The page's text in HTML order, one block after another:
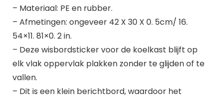
– Materiaal: PE en rubber.
– Afmetingen: ongeveer 42 X 30 X 0. 5cm/ 16.
54×11. 81×0. 2 in.
– Deze wisbordsticker voor de koelkast blijft op
elk vlak oppervlak plakken zonder te glijden of te
vallen.
– Dit is een klein berichtbord, waardoor het